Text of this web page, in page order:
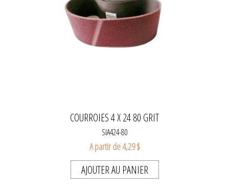
COURROIES 4 X 24 80 GRIT
SIA424-80
A partir de 4,29 $
AJOUTER AU PANIER